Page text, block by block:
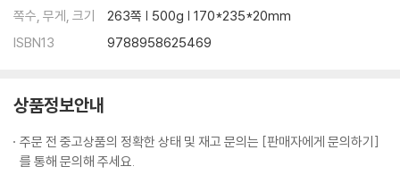
쪽수, 무게, 크기
263쪽 | 500g | 170*235*20mm
ISBN13
9788958625469
상품정보안내
주문 전 중고상품의 정확한 상태 및 재고 문의는 [판매자에게 문의하기]
를 통해 문의해 주세요.